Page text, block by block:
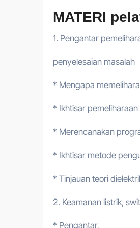
MATERI
1. Pengantar
penyelesaian masalah
* Mengapa
* Ikhtisar
* Merencanakan
* Ikhtisar metode
* Tinjauan teori
2. Keamanan listrik,
* Pengantar,